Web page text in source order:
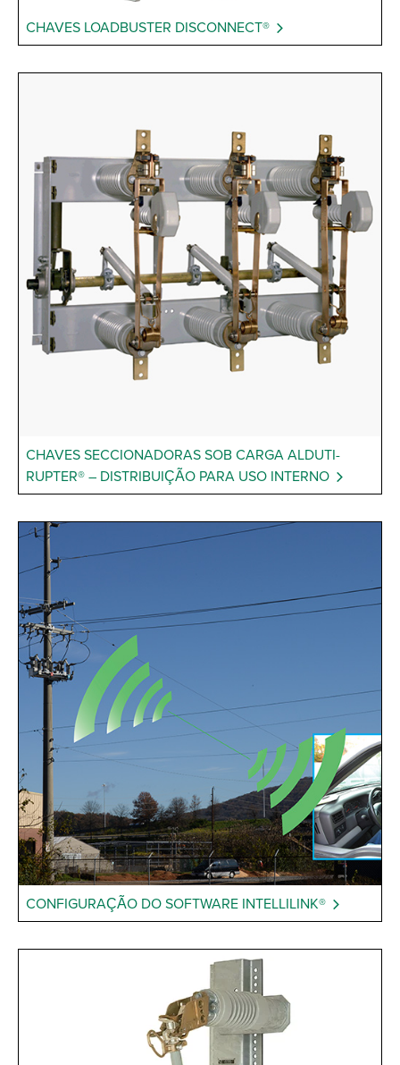
CHAVES LOADBUSTER DISCONNECT®
CHAVES SECCIONADORAS SOB CARGA ALDUTI-
RUPTER® – DISTRIBUIÇÃO PARA USO INTERNO
CONFIGURAÇÃO DO SOFTWARE INTELLILINK®